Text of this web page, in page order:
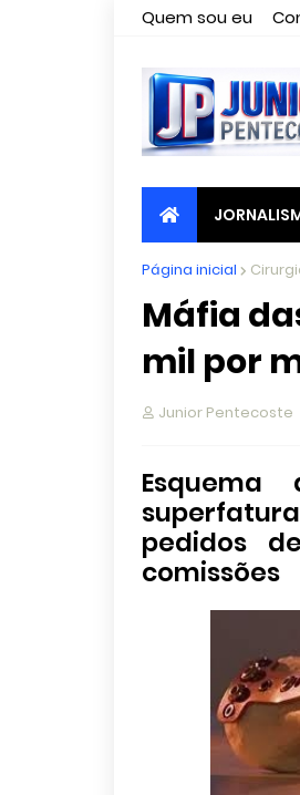
Quem sou eu
Página inicial
Máfia
mil por
Junior Pentecoste
pedidos
comissões